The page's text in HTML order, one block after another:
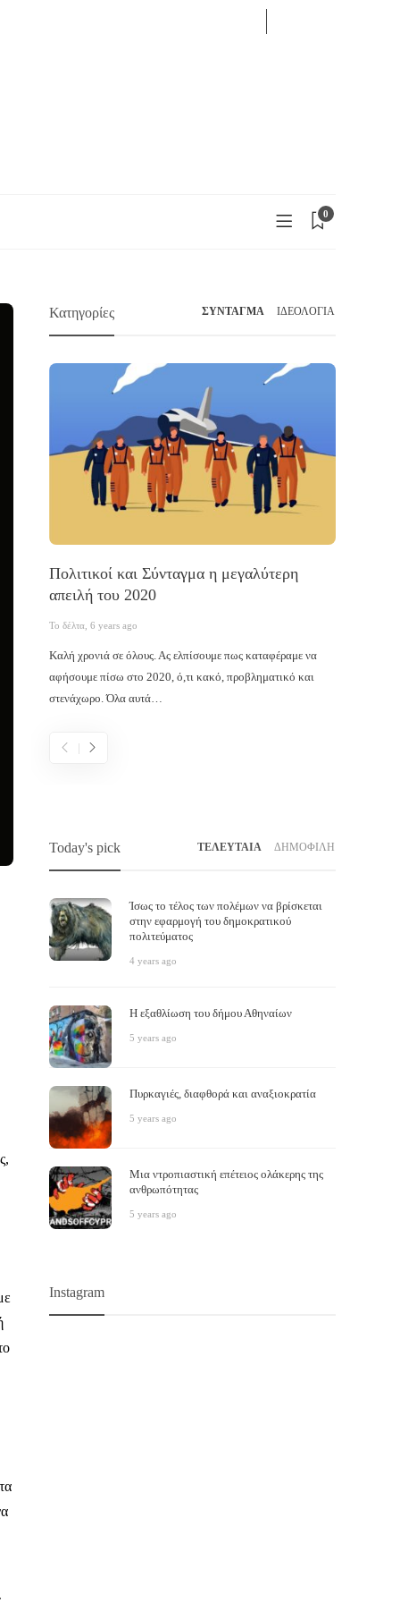
0
Κατηγορίες ΣΥΝΤΑΓΜΑ ΙΔΕΟΛΟΓΙΑ
Πολιτικοί και Σύνταγμα η μεγαλύτερη
απειλή του 2020
Το δέλτα ,6 years ago
Καλή χρονιά σε όλους. Ας ελπίσουμε πως καταφέραμε να
αφήσουμε πίσω στο 2020, ό,τι κακό, προβληματικό και
στενάχωρο. Όλα αυτά…
δημοκρατία
Το δέλτα,6 years ago
και τον φασισμό; Η αστική «δημοκρατία». Το παρόν
αποτελεί ένα άρθρο που έπρεπε να είχαμε γράψει…
Today's pick ΤΕΛΕΥΤΑΙΑ ΔΗΜΟΦΙΛΗ
Ίσως το τέλος των πολέμων να βρίσκεται
στην εφαρμογή του δημοκρατικού
πολιτεύματος
4 years ago
Η εξαθλίωση του δήμου Αθηναίων
5 years ago
Πυρκαγιές, διαφθορά και αναξιοκρατία
5 years ago
Μια ντροπιαστική επέτειος ολάκερης της
ανθρωπότητας
5 years ago
Instagram